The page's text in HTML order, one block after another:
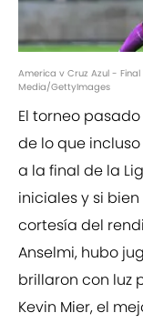
America v Cruz Azul -
Media/GettyImages
El torneo
de lo que
a la final de la
iniciales y si
cortesía del
Anselmi, hubo
brillaron con luz
Kevin Mier, el